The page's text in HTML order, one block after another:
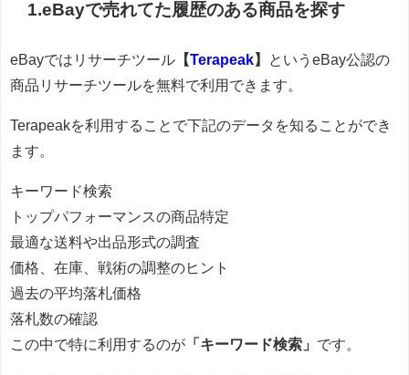
1.eBayで売れてた履歴のある商品を探す
eBayではリサーチツール 【Terapeak】
というeBay公認の
商品リサーチツールを無料で利用できます。
Terapeakを利用することで下記のデータを知ることができ
ます。
キーワード検索
トップパフォーマンスの商品特定
最適な送料や出品形式の調査
価格、在庫、戦術の調整のヒント
過去の平均落札価格
落札数の確認
この中で特に利用するのが 「キーワード検索」 です。